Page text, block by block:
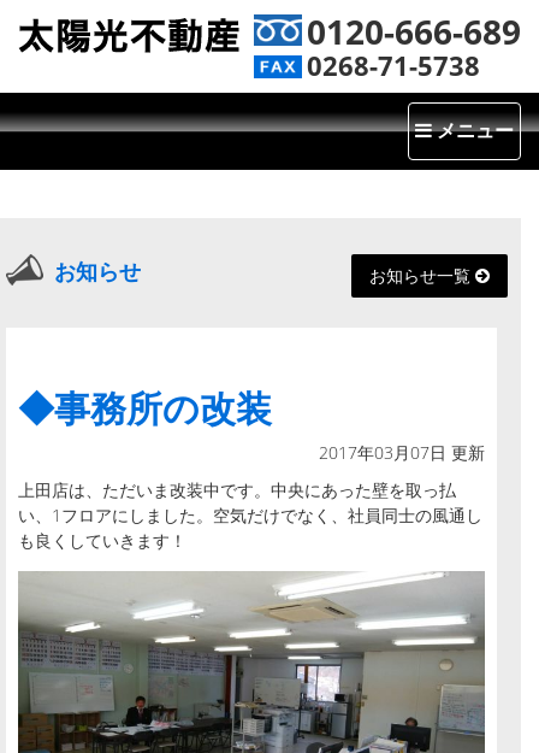
0120-666-689
0268-71-5738
Toggle
メニュー
お知らせ お知らせ一覧
◆事務所の改装
2017年03月07日 更新
上田店は、ただいま改装中です。中央にあった壁を取っ払
い、1フロアにしました。空気だけでなく、社員同士の風通し
も良くしていきます！